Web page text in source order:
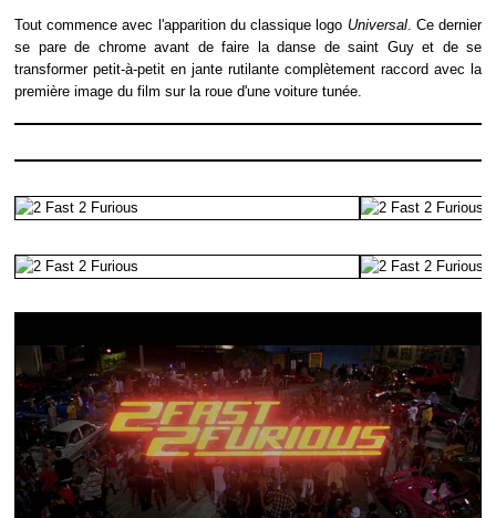
Tout commence avec l'apparition du classique logo Universal. Ce dernier
se pare de chrome avant de faire la danse de saint Guy et de se
transformer petit-à-petit en jante rutilante complètement raccord avec la
première image du film sur la roue d'une voiture tunée.